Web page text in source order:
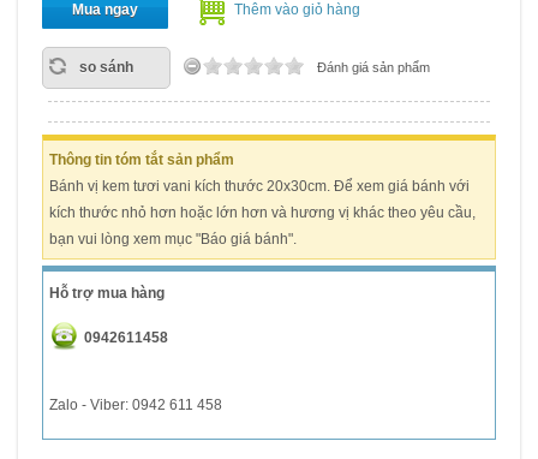
Mua ngay Thêm vào giỏ hàng
so sánh Đánh giá sản phẩm
Thông tin tóm tắt sản phẩm
Bánh vị kem tươi vani kích thước 20x30cm. Để xem giá bánh với
kích thước nhỏ hơn hoặc lớn hơn và hương vị khác theo yêu cầu,
bạn vui lòng xem mục "Báo giá bánh".
Hỗ trợ mua hàng
0942611458
Zalo - Viber: 0942 611 458